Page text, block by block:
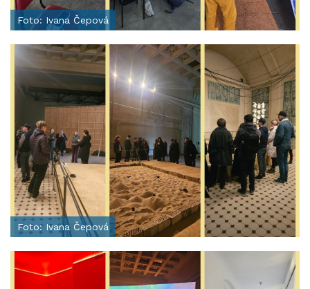
Foto: Ivana Čepová
Foto: Ivana Čepová